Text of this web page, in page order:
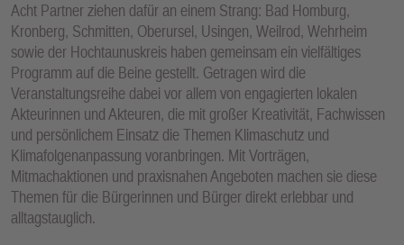
Acht Partner ziehen dafür an einem Strang: Bad Homburg,
Kronberg, Schmitten, Oberursel, Usingen, Weilrod, Wehrheim
sowie der Hochtaunuskreis haben gemeinsam ein vielfältiges
Programm auf die Beine gestellt. Getragen wird die
Veranstaltungsreihe dabei vor allem von engagierten lokalen
Akteurinnen und Akteuren, die mit großer Kreativität, Fachwissen
und persönlichem Einsatz die Themen Klimaschutz und
Klimafolgenanpassung voranbringen. Mit Vorträgen,
Mitmachaktionen und praxisnahen Angeboten machen sie diese
Themen für die Bürgerinnen und Bürger direkt erlebbar und
alltagstauglich.